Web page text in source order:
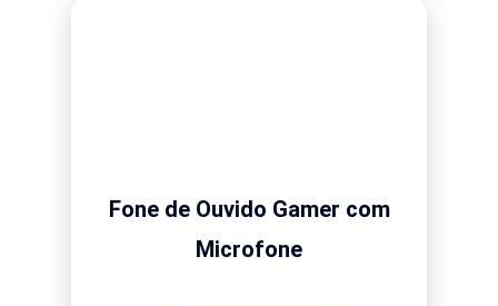
Fone de Ouvido Gamer com
Microfone